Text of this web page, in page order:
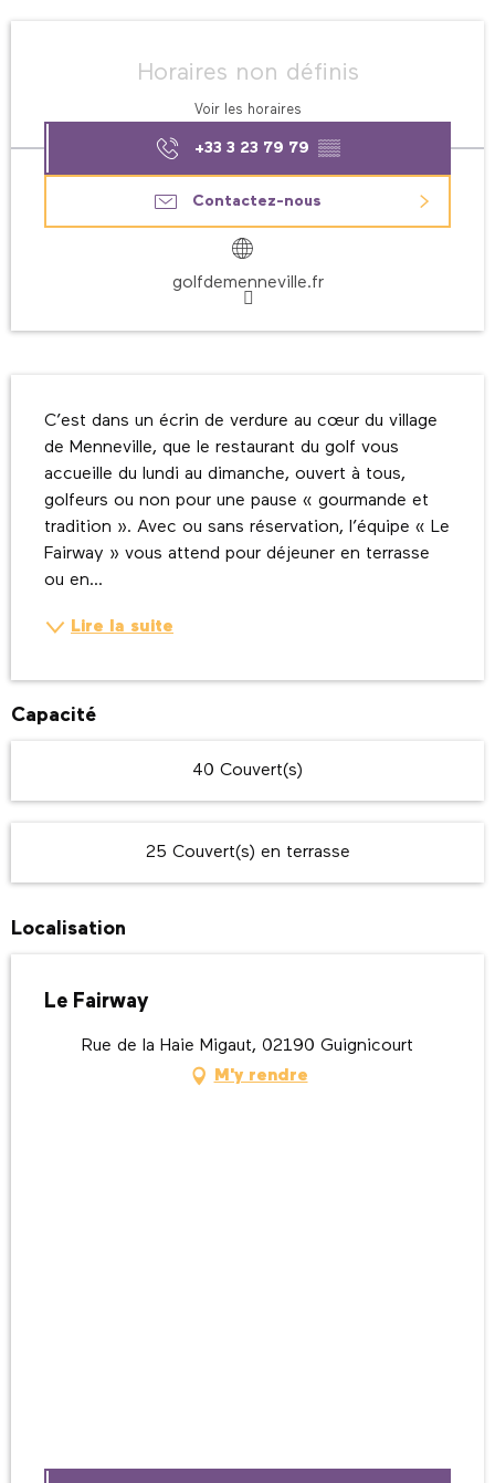
Horaires non définis
Voir les horaires
+33 3 23 79 79 ▒▒
Contactez-nous
golfdemenneville.fr
C’est dans un écrin de verdure au cœur du village
de Menneville, que le restaurant du golf vous
accueille du lundi au dimanche, ouvert à tous,
golfeurs ou non pour une pause « gourmande et
tradition ». Avec ou sans réservation, l’équipe « Le
Fairway » vous attend pour déjeuner en terrasse
ou en...
Lire la suite
Capacité
40 Couvert(s)
25 Couvert(s) en terrasse
Localisation
Le Fairway
Rue de la Haie Migaut, 02190 Guignicourt
M'y rendre